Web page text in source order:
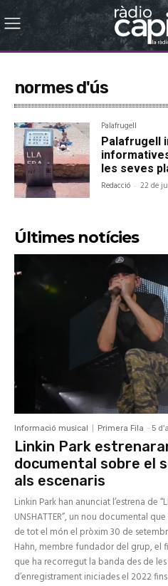
normes d'ús
Palafrugell
Palafrugell
les seves
Redacció - 22 de
Últimes notícies
Informació musical Primera Fila - 5
Linkin Park
documental sobre el
als escenaris
Linkin Park han anunciat l’estrena de
UNSHATTER”, un nou documental
de tot el món el pròxim 30 de
Hahn, membre fundador del grup, el
que ha recorregut la banda des de les
d’enregistrament iniciades el 2022